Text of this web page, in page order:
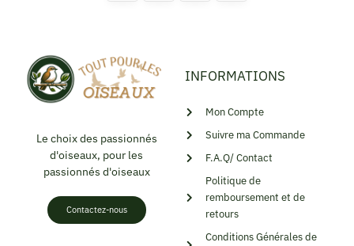
Le choix des passionnés
d'oiseaux, pour les
passionnés d'oiseaux
Contactez-nous
INFORMATIONS
Mon Compte
Suivre ma Commande
F.A.Q/ Contact
Politique de
remboursement et de
retours
Conditions Générales de